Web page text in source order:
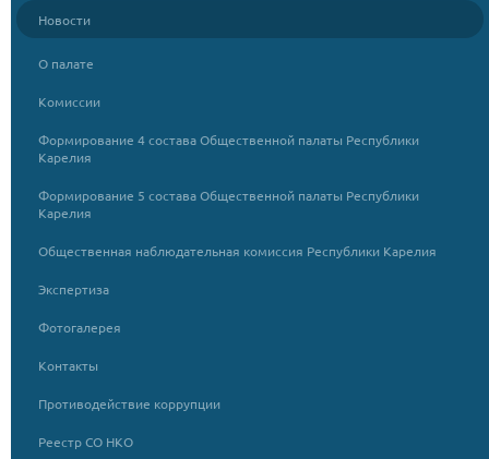
Новости
О палате
Комиссии
Формирование 4 состава Общественной палаты Республики
Карелия
Формирование 5 состава Общественной палаты Республики
Карелия
Общественная наблюдательная комиссия Республики Карелия
Экспертиза
Фотогалерея
Контакты
Противодействие коррупции
Реестр СО НКО